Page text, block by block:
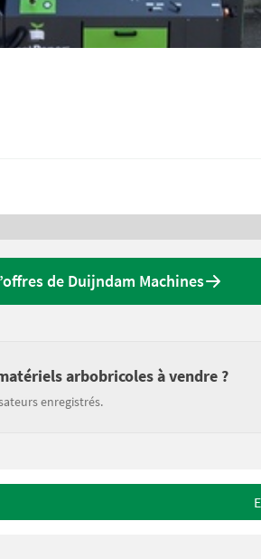
de Duijndam Machines
arbobricoles à vendre ?
enregistrés.